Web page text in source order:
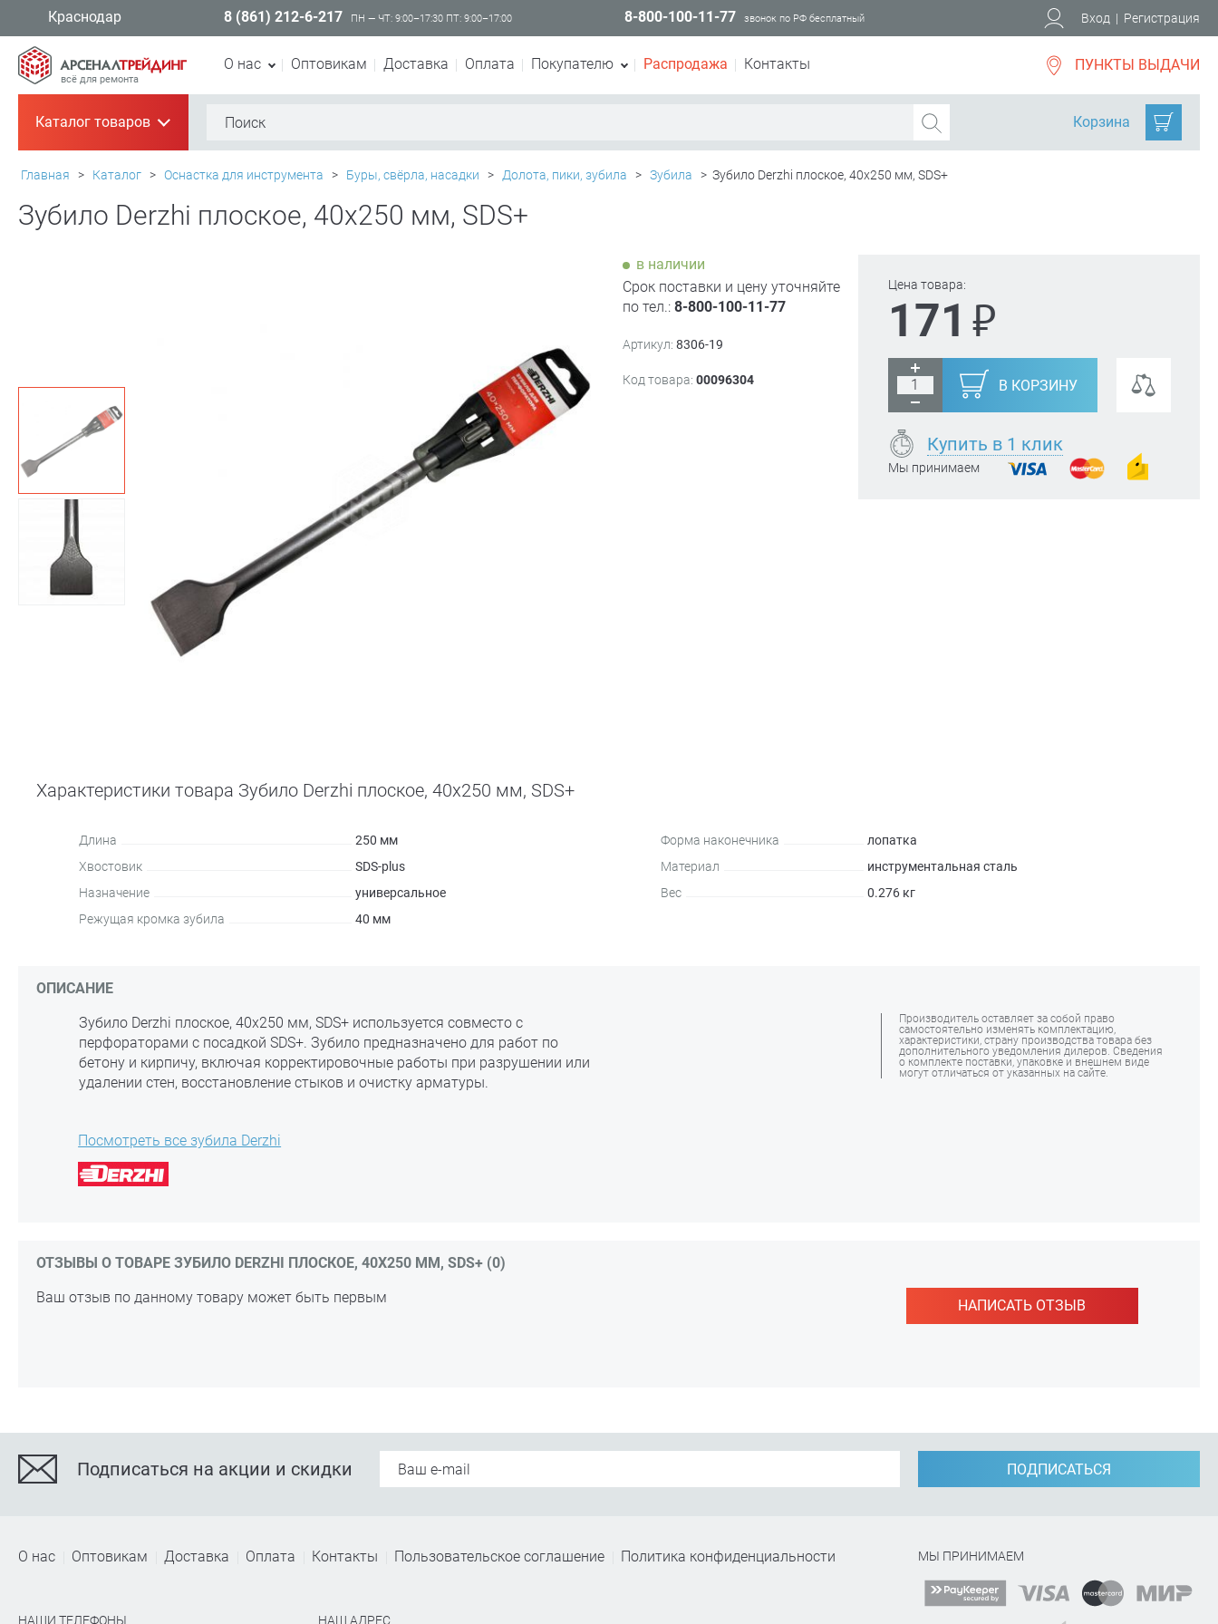
Краснодар 8 (861) 212-6-217 ПН — ЧТ: 9:00–17:30 ПТ: 9:00–17:00 8-800-100-11-77 звонок по РФ бесплатный Вход | Регистрация
всё для ремонта
О нас Оптовикам Доставка Оплата Покупателю Распродажа Контакты ПУНКТЫ ВЫДАЧИ
Каталог товаров+ Корзина
Главная > Каталог > Оснастка для инструмента > Буры, свёрла, насадки > Долота, пики, зубила > Зубила > Зубило Derzhi плоское, 40х250 мм, SDS+
Зубило Derzhi плоское, 40х250 мм, SDS+
Цена товара:
171 ₽
В КОРЗИНУ
Купить в 1 клик
Мы принимаем
в наличии
Срок поставки и цену уточняйте
по тел.:8-800-100-11-77
Артикул: 8306-19
Код товара: 00096304
Характеристики товара Зубило Derzhi плоское, 40х250 мм, SDS+
Длина
250 мм
Хвостовик
SDS-plus
Назначение
универсальное
Режущая кромка зубила
40 мм
Форма наконечника
лопатка
Материал
инструментальная сталь
Вес
0.276 кг
ОПИСАНИЕ
Зубило Derzhi плоское, 40х250 мм, SDS+ используется совместо с
перфораторами с посадкой SDS+. Зубило предназначено для работ по
бетону и кирпичу, включая корректировочные работы при разрушении или
удалении стен, восстановление стыков и очистку арматуры.
Производитель оставляет за собой право
самостоятельно изменять комплектацию,
характеристики, страну производства товара без
дополнительного уведомления дилеров. Сведения
о комплекте поставки, упаковке и внешнем виде
могут отличаться от указанных на сайте.
Посмотреть все зубила Derzhi
ОТЗЫВЫ О ТОВАРЕ ЗУБИЛО DERZHI ПЛОСКОЕ, 40Х250 ММ, SDS+ (0)
НАПИСАТЬ ОТЗЫВ
Ваш отзыв по данному товару может быть первым
Подписаться на акции и скидки ПОДПИСАТЬСЯ
О нас Оптовикам Доставка Оплата Контакты Пользовательское соглашение Политика конфиденциальности
НАШИ ТЕЛЕФОНЫ НАШ АДРЕС
МЫ ПРИНИМАЕМ